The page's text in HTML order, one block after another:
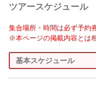
ツアースケジュール
集合場所・時間は必ず予約
※本ページの掲載内容とは
基本スケジュール